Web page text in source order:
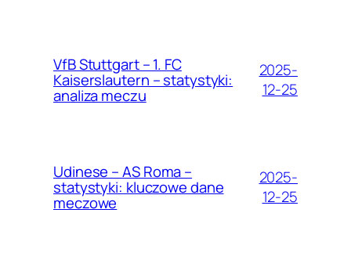
VfB Stuttgart – 1. FC
Kaiserslautern – statystyki:
analiza meczu
2025-
12-25
Udinese – AS Roma –
statystyki: kluczowe dane
meczowe
2025-
12-25